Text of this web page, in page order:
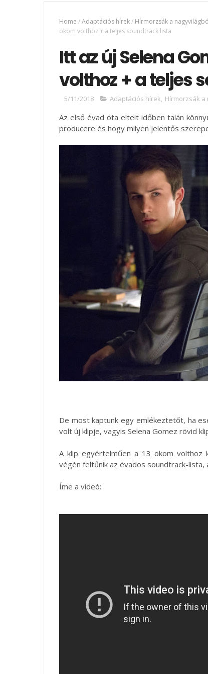
Home /Adaptációs hírek/ Hírmorzsák a
okom volthoz + a teljes soundtrack lista
Itt az új Selena
volthoz + a teljes
5/11/2018 Adaptációs hírek, Hírmorzsák a
Az első évad óta eltelt időben talán
producere és hogy milyen jelentős
De most kaptunk egy emlékeztetőt, ha
volt új klipje, vagyis Selena Gomez rövid
A klip egyértelműen a 13 okom volthoz
végén feltűnik az évados soundtrack-lista,
Íme a videó: